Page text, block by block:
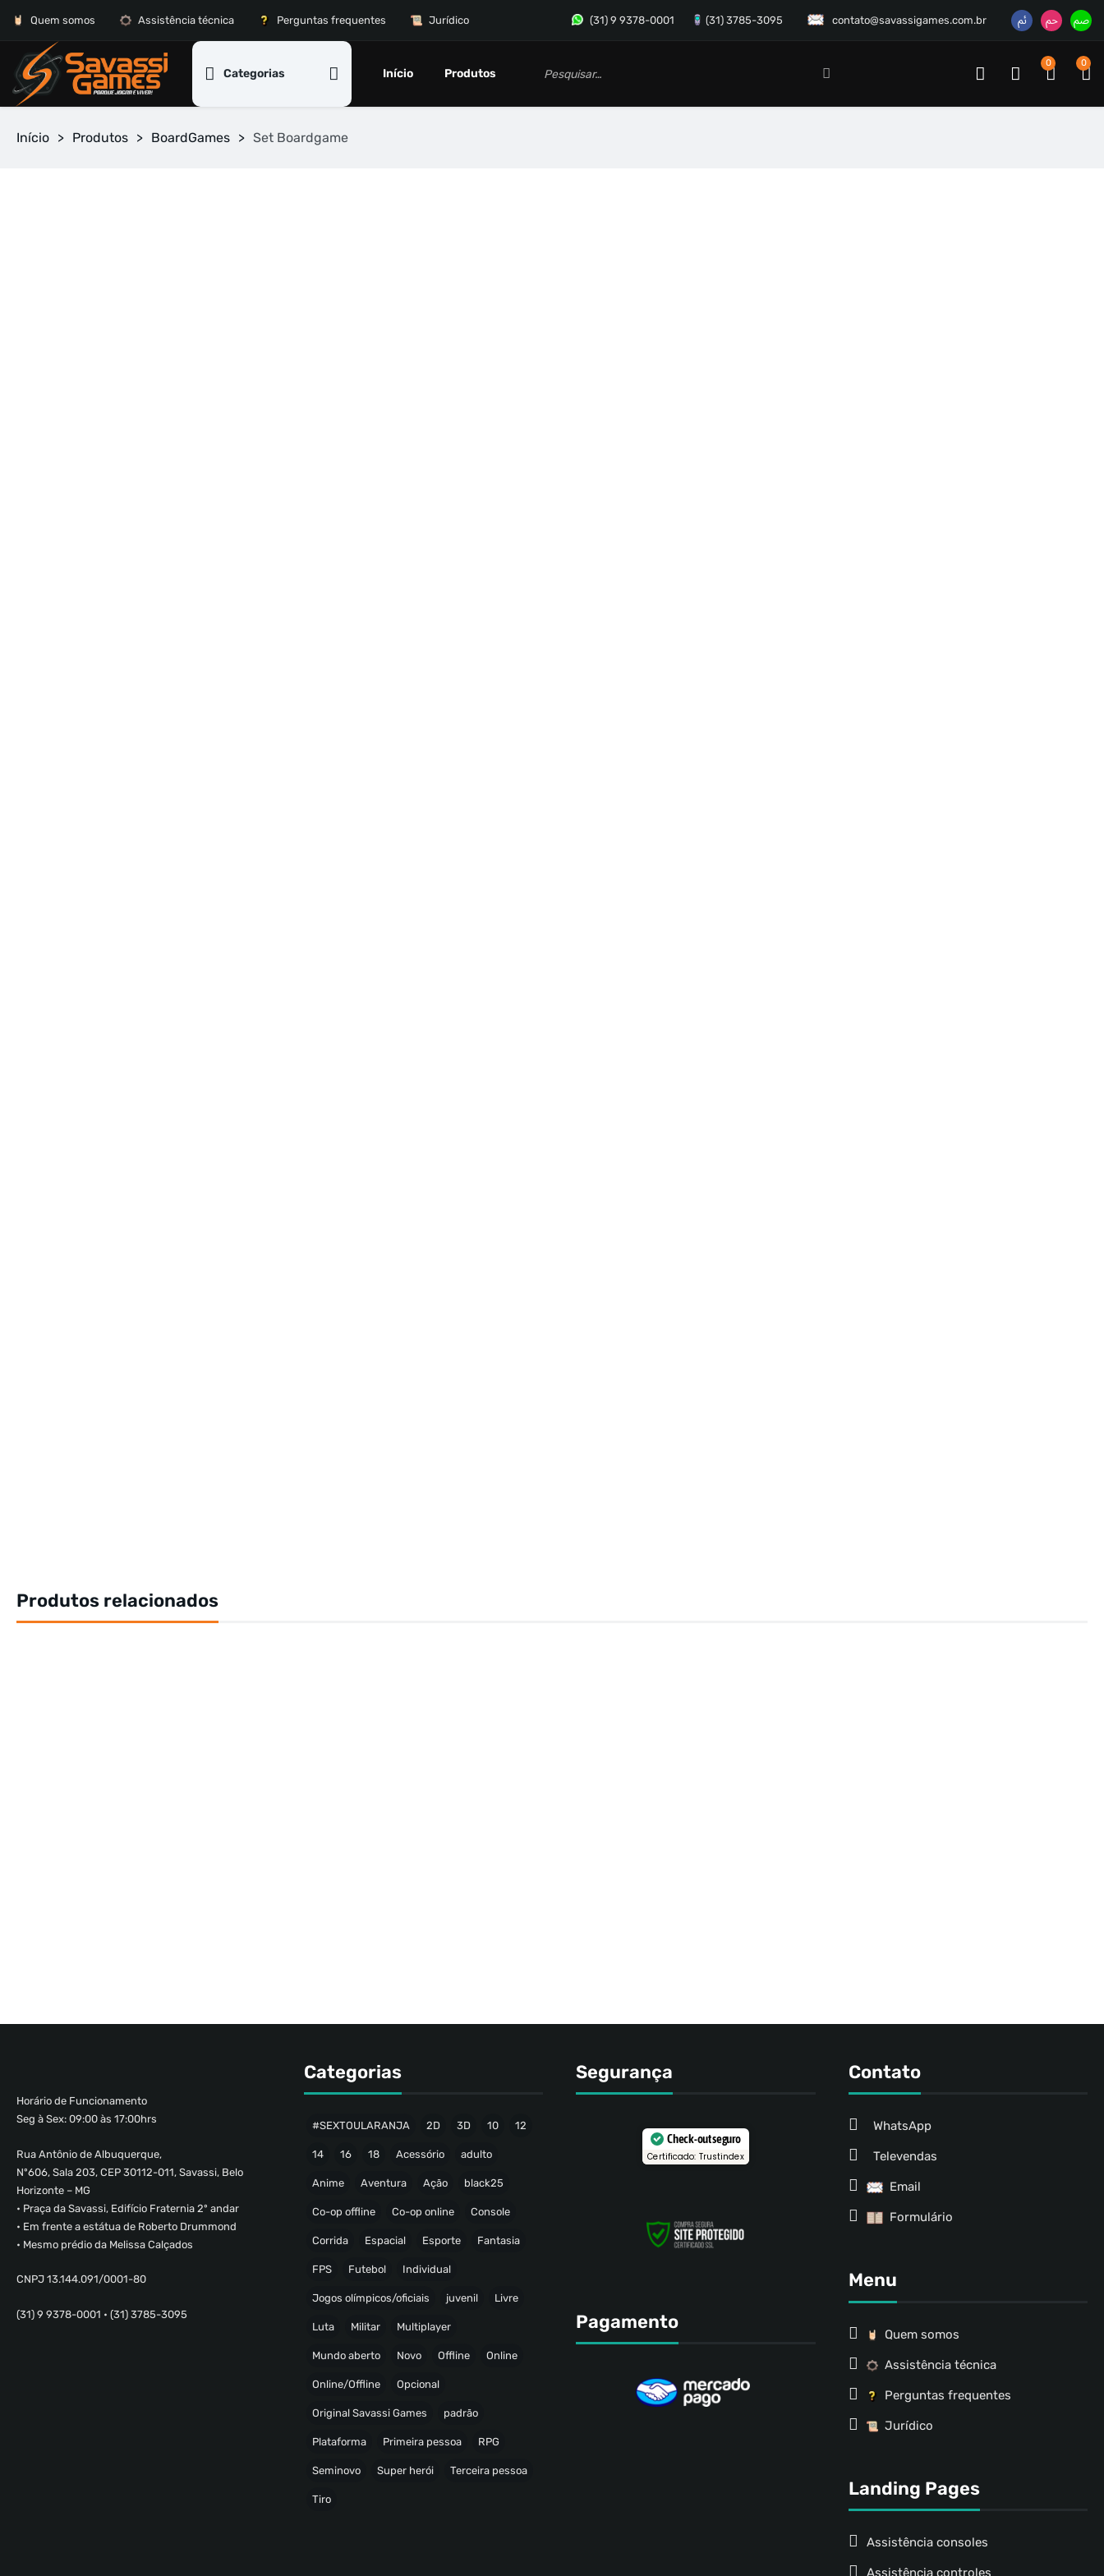
contato@savassigames.com.br
(31) 9 9378-0001 (31) 3785-3095
Quem somos Assistência técnica Perguntas frequentes Jurídico
Categorias
0
0
Início Produtos
Início > Produtos > BoardGames > Set Boardgame
Produtos relacionados
Horário de Funcionamento
Seg à Sex: 09:00 às 17:00hrs
Rua Antônio de Albuquerque,
Nº606, Sala 203, CEP 30112-011, Savassi, Belo
Horizonte – MG
• Praça da Savassi, Edifício Fraternia 2º andar
• Em frente a estátua de Roberto Drummond
• Mesmo prédio da Melissa Calçados
CNPJ 13.144.091/0001-80
(31) 9 9378-0001 • (31) 3785-3095
Categorias
#SEXTOULARANJA 2D 3D 10 12
14 16 18 Acessório adulto
Anime Aventura Ação black25
Co-op offline Co-op online Console
Corrida Espacial Esporte Fantasia
FPS Futebol Individual
Jogos olímpicos/oficiais juvenil Livre
Luta Militar Multiplayer
Mundo aberto Novo Offline Online
Online/Offline Opcional
Original Savassi Games padrão
Plataforma Primeira pessoa RPG
Seminovo Super herói Terceira pessoa
Tiro
Segurança
Check-out seguro
Certificado: Trustindex
Pagamento
Contato
WhatsApp
Televendas
Email
Formulário
Menu
Quem somos
Assistência técnica
Perguntas frequentes
Jurídico
Landing Pages
Assistência consoles
Assistência controles